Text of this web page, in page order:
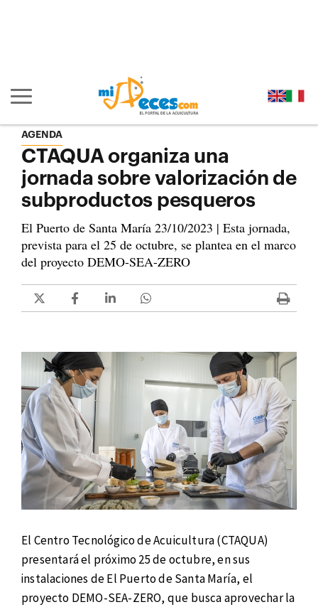
Mostrar/ocultar navegación principal
AGENDA
CTAQUA organiza una
jornada sobre valorización de
subproductos pesqueros
El Puerto de Santa María 23/10/2023 | Esta jornada,
prevista para el 25 de octubre, se plantea en el marco
del proyecto DEMO-SEA-ZERO
El Centro Tecnológico de Acuicultura (CTAQUA)
presentará el próximo 25 de octubre, en sus
instalaciones de El Puerto de Santa María, el
proyecto DEMO-SEA-ZERO, que busca aprovechar la